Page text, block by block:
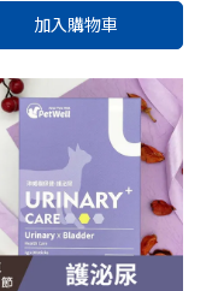
加入購物車